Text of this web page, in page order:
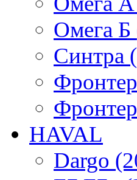
Омега Б
Синтра
HAVAL
Dargo